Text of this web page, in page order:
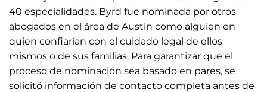
40 especialidades. Byrd fue nominada por otros
abogados en el área de Austin como alguien en
quien confiarían con el cuidado legal de ellos
mismos o de sus familias. Para garantizar que el
proceso de nominación sea basado en pares, se
solicitó información de contacto completa antes de